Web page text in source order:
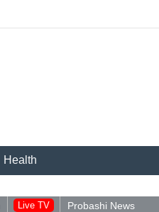
Health
Live TV Probashi News